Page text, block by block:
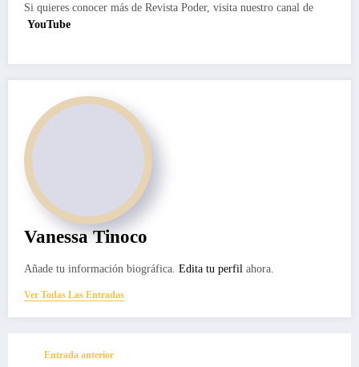
Si quieres conocer más de Revista Poder, visita nuestro canal de
YouTube
Vanessa Tinoco
Añade tu información biográfica. Edita tu perfil ahora.
Ver Todas Las Entradas
Entrada anterior